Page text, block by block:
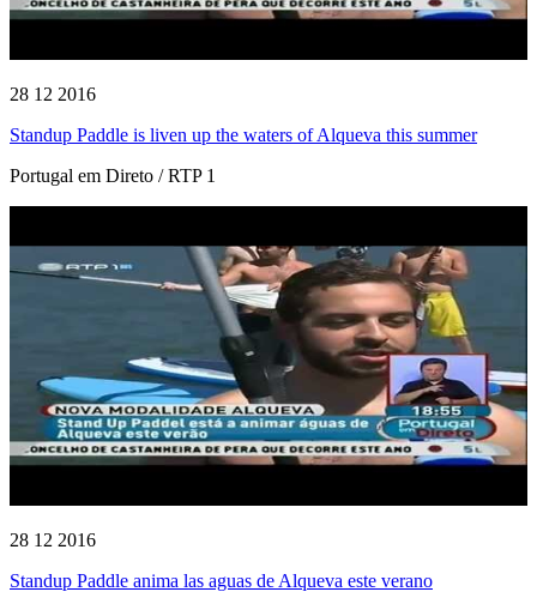
28 12 2016
Standup Paddle is liven up the waters of Alqueva this summer
Portugal em Direto / RTP 1
28 12 2016
Standup Paddle anima las aguas de Alqueva este verano